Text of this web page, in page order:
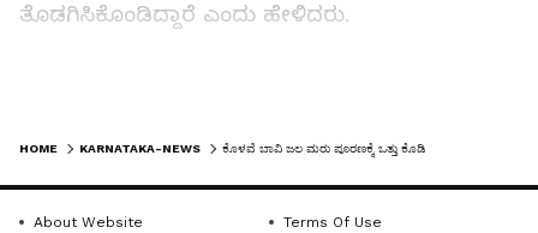
ತೊಡಗಿಸಿಕೊಂಡಿದ್ದಾರೆ ಎಂದು ಹೇಳಿದರು.
ಸಿಗುವ ‘ಮಳೆ ನೀರು’ ಸಂಗ್ರಹಿಸಿ ನೀರಿನ ಸಮಸ್ಯೆಯನ್ನು
ತಪ್ಪಿಸಬಹುದು. ಹಾಗಾಗಿ ಗ್ರಾಮೀಣ ಹಾಗೂ ನಗರ ಪ್ರದೇಶದ
ಎಲ್ಲರೂ ‘ಮಳೆ ನೀರು ಕೊಯ್ಲು’ ತಾಂತ್ರಿಕತೆಗೆ ಹೆಚ್ಚಿನ ಆದ್ಯತೆ
HOME KARNATAKA-NEWS ಕೊಳವೆ ಬಾವಿ ಜಲ ಮರು ಪೂರಣಕ್ಕೆ ಒತ್ತು ಕೊಡಿ
About Website
Terms Of Use